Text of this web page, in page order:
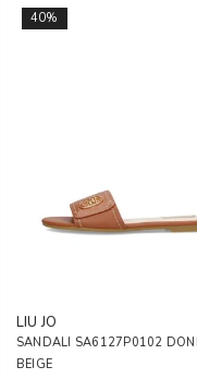
40%
LIU JO
SANDALI SA6127P0102
BEIGE